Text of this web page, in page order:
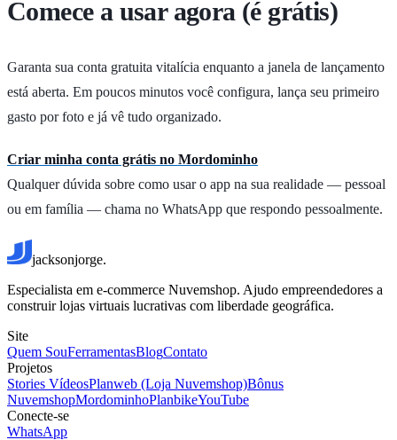
Comece a usar agora (é grátis)
Garanta sua conta gratuita vitalícia enquanto a janela de lançamento
está aberta. Em poucos minutos você configura, lança seu primeiro
gasto por foto e já vê tudo organizado.
Criar minha conta grátis no Mordominho
Qualquer dúvida sobre como usar o app na sua realidade — pessoal
ou em família — chama no WhatsApp que respondo pessoalmente.
jacksonjorge.
Especialista em e-commerce Nuvemshop. Ajudo empreendedores a
construir lojas virtuais lucrativas com liberdade geográfica.
Site
Quem SouFerramentasBlogContato
Projetos
Stories VídeosPlanweb (Loja Nuvemshop)Bônus
NuvemshopMordominhoPlanbikeYouTube
Conecte-se
WhatsApp